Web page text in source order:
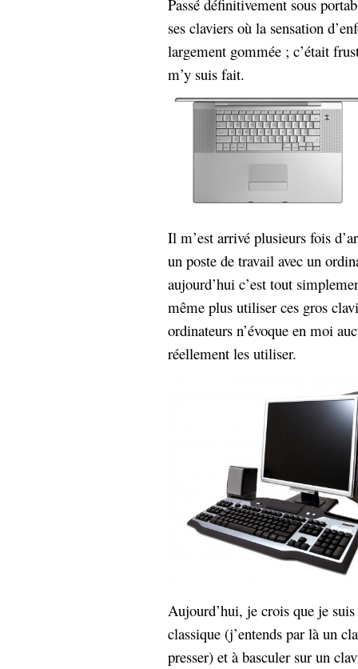
Passé définitivement sous
ses claviers où la sensation
largement gommée ; c’était
m’y suis fait.
Il m’est arrivé plusieurs fois
un poste de travail avec un
aujourd’hui c’est tout
même plus utiliser ces gros
ordinateurs n’évoque en moi
réellement les utiliser.
Aujourd’hui, je crois que je
classique (j’entends par là un
presser) et à basculer sur un